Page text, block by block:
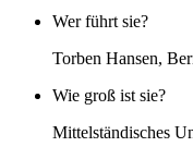
Wer führt sie?
Torben Hansen,
Wie groß ist sie?
Mittelständisches